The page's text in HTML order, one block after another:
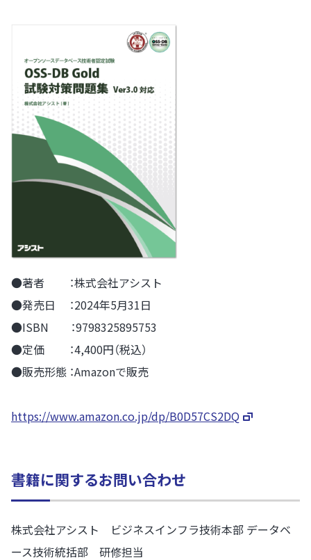
●著者 ：株式会社アシスト
●発売日 ：2024年5月31日
●ISBN ：9798325895753
●定価 ：4,400円（税込）
●販売形態 ：Amazonで販売
https://www.amazon.co.jp/dp/B0D57CS2DQ
書籍に関するお問い合わせ
株式会社アシスト ビジネスインフラ技術本部 データベ
ース技術統括部 研修担当